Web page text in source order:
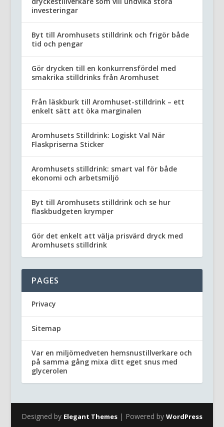
investeringar
Byt till Aromhusets stilldrink och frigör både
tid och pengar
Gör drycken till en konkurrensfördel med
smakrika stilldrinks från Aromhuset
Från läskburk till Aromhuset-stilldrink – ett
enkelt sätt att öka marginalen
Aromhusets Stilldrink: Logiskt Val När
Flaskpriserna Sticker
Aromhusets stilldrink: smart val för både
ekonomi och arbetsmiljö
Byt till Aromhusets stilldrink och se hur
flaskbudgeten krymper
Gör det enkelt att välja prisvärd dryck med
Aromhusets stilldrink
PAGES
Privacy
Sitemap
Var en miljömedveten hemsnustillverkare och
på samma gång mixa ditt eget snus med
glycerolen
Designed by Elegant Themes| Powered by WordPress